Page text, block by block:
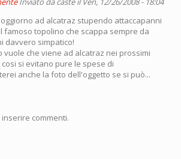
ad alcatraz stupendo attaccapanni
famoso topolino che scappa sempre da
davvero simpatico!
vuole che viene ad alcatraz nei prossimi
si evitano pure le spese di
anche la foto dell'oggetto se si può...
inserire commenti.